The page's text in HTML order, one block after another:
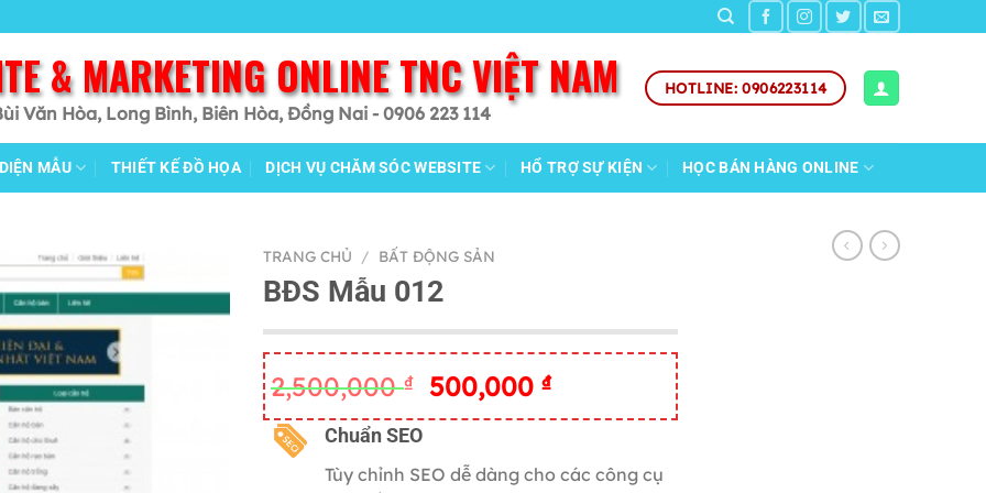
& MARKETING ONLINE TNC VIỆT NAM
Văn Hòa, Long Bình, Biên Hòa, Đồng Nai - 0906 223 114
HOTLINE: 0906223114
MẪU THIẾT KẾ ĐỒ HỌA DỊCH VỤ CHĂM SÓC WEBSITE HỔ TRỢ SỰ KIỆN HỌC BÁN HÀNG ONLINE
TRANG CHỦ / BẤT ĐỘNG SẢN
BĐS Mẫu 012
2,500,000₫
Giá
gốc
2,500,000 ₫.
500,000₫Giá
hiện
là:
Chuẩn SEO
Tùy chỉnh SEO dễ dàng cho các công cụ